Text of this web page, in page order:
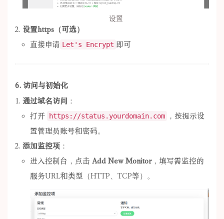
设置
设置https（可选）
直接申请 Let's Encrypt 即可
6. 访问与初始化
通过域名访问 ：
打开
https://status.yourdomain.com
，按提示设
置管理员账号和密码。
添加监控项 ：
进入控制台，点击 Add New Monitor，填写需监控的
服务URL和类型（HTTP、TCP等）。